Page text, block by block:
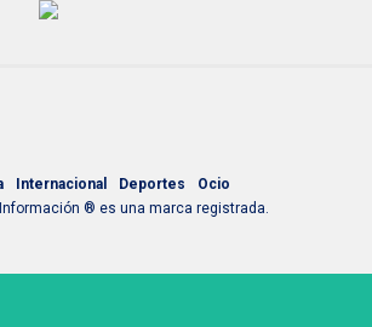
Internacional Deportes
Ocio
® es una marca registrada.